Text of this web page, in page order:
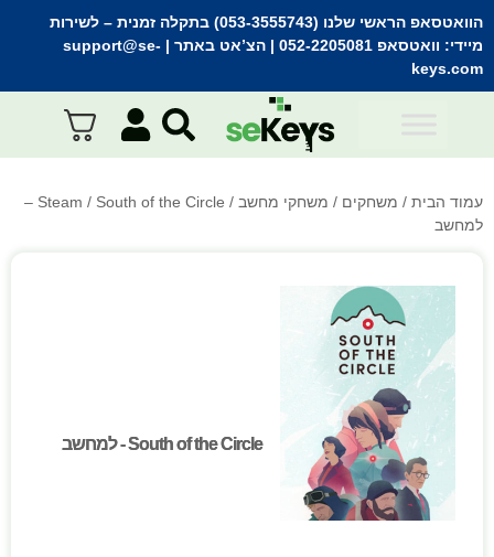
הוואטסאפ הראשי שלנו (053-3555743) בתקלה זמנית
– לשירות
מיידי: וואטסאפ 052-2205081 | הצ’אט באתר | support@se-
keys.com
עמוד הבית / משחקים / משחקי מחשב /
Steam
/ South of the Circle –
למחשב
South of the Circle - למחשב
South of the Circle - למחשב